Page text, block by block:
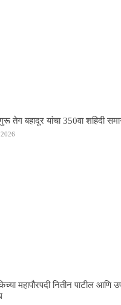
गुरू तेग बहादूर यांचा 350वा शहिदी
महापौरपदी नितीन पाटील आणि